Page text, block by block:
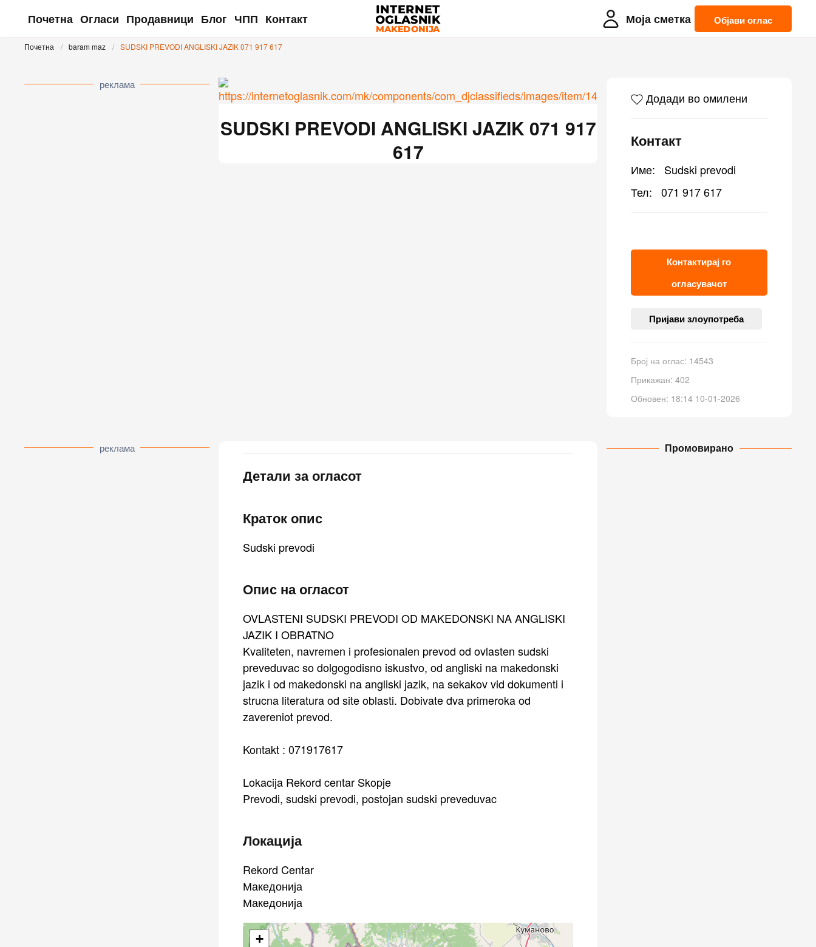
Почетна Огласи Продавници Блог ЧПП Контакт Моја сметка Објави оглас
Почетна baram maz SUDSKI PREVODI ANGLISKI JAZIK 071 917 617
реклама
SUDSKI PREVODI ANGLISKI JAZIK 071 917
617
Додади во омилени
Контакт
Име:
Sudski prevodi
Тел:
071 917 617
Контактирај го
огласувачот
Пријави злоупотреба
Број на оглас: 14543
Прикажан: 402
Обновен: 18:14 10-01-2026
реклама
Детали за огласот
Краток опис
Sudski prevodi
Опис на огласот
OVLASTENI SUDSKI PREVODI OD MAKEDONSKI NA ANGLISKI
JAZIK I OBRATNO
Kvaliteten, navremen i profesionalen prevod od ovlasten sudski
preveduvac so dolgogodisno iskustvo, od angliski na makedonski
jazik i od makedonski na angliski jazik, na sekakov vid dokumenti i
strucna literatura od site oblasti. Dobivate dva primeroka od
zavereniot prevod.
Kontakt : 071917617
Lokacija Rekord centar Skopje
Prevodi, sudski prevodi, postojan sudski preveduvac
Локација
Rekord Centar
Македонија
Македонија
+
Промовирано